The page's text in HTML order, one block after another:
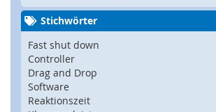
g
e
l
u
n
g
,
R
Stichwörter
Fast shut down
Controller
Drag and Drop
Software
Reaktionszeit